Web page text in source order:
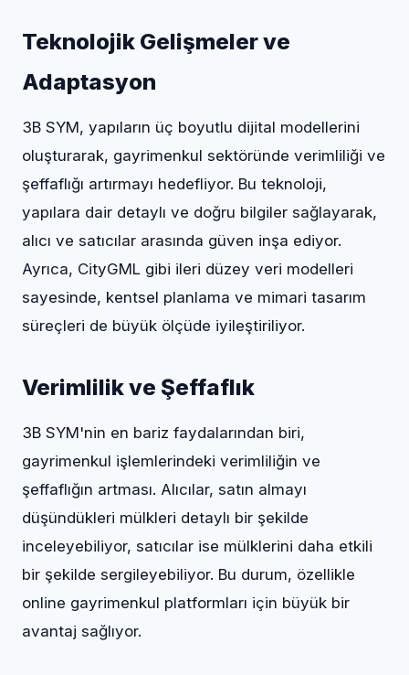
Teknolojik Gelişmeler ve
Adaptasyon
3B SYM, yapıların üç boyutlu dijital modellerini
oluşturarak, gayrimenkul sektöründe verimliliği ve
şeffaflığı artırmayı hedefliyor. Bu teknoloji,
yapılara dair detaylı ve doğru bilgiler sağlayarak,
alıcı ve satıcılar arasında güven inşa ediyor.
Ayrıca, CityGML gibi ileri düzey veri modelleri
sayesinde, kentsel planlama ve mimari tasarım
süreçleri de büyük ölçüde iyileştiriliyor.
Verimlilik ve Şeffaflık
3B SYM'nin en bariz faydalarından biri,
gayrimenkul işlemlerindeki verimliliğin ve
şeffaflığın artması. Alıcılar, satın almayı
düşündükleri mülkleri detaylı bir şekilde
inceleyebiliyor, satıcılar ise mülklerini daha etkili
bir şekilde sergileyebiliyor. Bu durum, özellikle
online gayrimenkul platformları için büyük bir
avantaj sağlıyor.